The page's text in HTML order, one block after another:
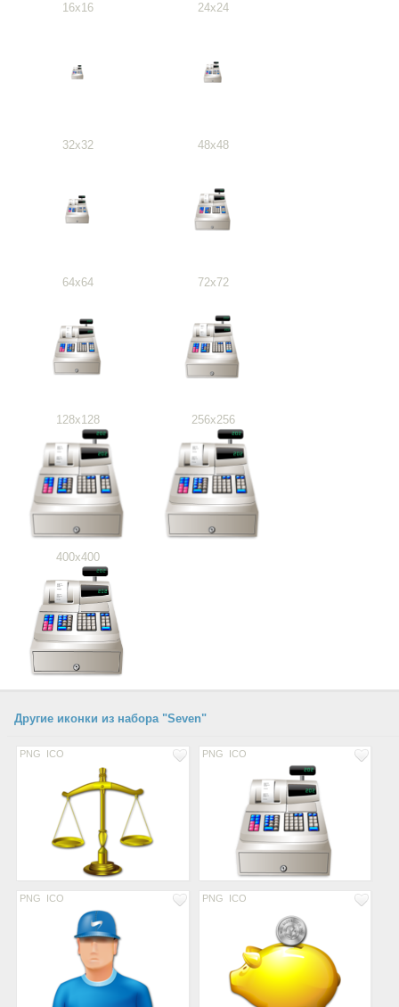
16x16 24x24
32x32 48x48
64x64 72x72
128x128 256x256
400x400
Другие иконки из набора "Seven"
PNG ICO PNG ICO
PNG ICO PNG ICO